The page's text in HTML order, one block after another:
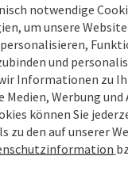
notwendige
um unsere
und
Informationen zu
Werbung und
können Sie
zu den auf unserer